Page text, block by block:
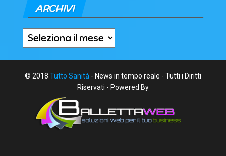
ARCHIVI
Archivi
© 2018 Tutto Sanità - News in tempo reale - Tutti i Diritti
Riservati - Powered By